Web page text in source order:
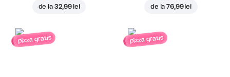
de la 32,99 lei de la76,99 lei
pizza gratis pizza gratis